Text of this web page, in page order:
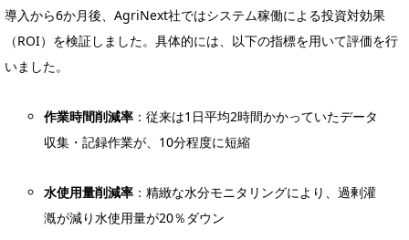
導入から6か月後、AgriNext社ではシステム稼働による投資対効果
（ROI）を検証しました。具体的には、以下の指標を用いて評価を行
いました。
作業時間削減率 ：従来は1日平均2時間かかっていたデータ
収集・記録作業が、10分程度に短縮
水使用量削減率 ：精緻な水分モニタリングにより、過剰灌
漑が減り水使用量が20％ダウン